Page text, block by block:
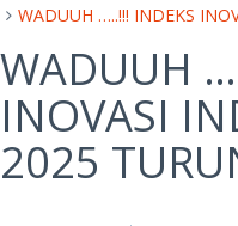
WADUUH …..!!! INDEKS
WADUUH
INOVASI
2025